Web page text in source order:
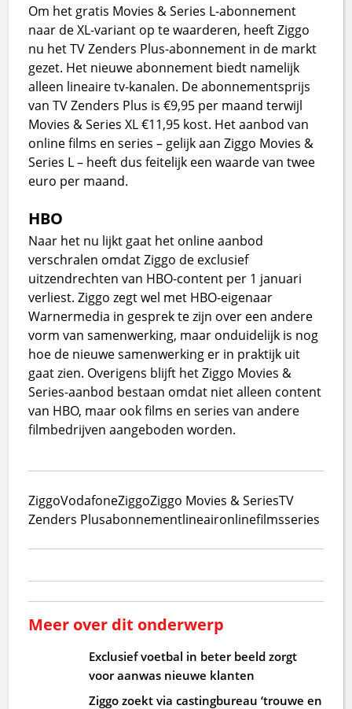
Om het gratis Movies & Series L-abonnement
naar de XL-variant op te waarderen, heeft Ziggo
nu het TV Zenders Plus-abonnement in de markt
gezet. Het nieuwe abonnement biedt namelijk
alleen lineaire tv-kanalen. De abonnementsprijs
van TV Zenders Plus is €9,95 per maand terwijl
Movies & Series XL €11,95 kost. Het aanbod van
online films en series – gelijk aan Ziggo Movies &
Series L – heeft dus feitelijk een waarde van twee
euro per maand.
HBO
Naar het nu lijkt gaat het online aanbod
verschralen omdat Ziggo de exclusief
uitzendrechten van HBO-content per 1 januari
verliest. Ziggo zegt wel met HBO-eigenaar
Warnermedia in gesprek te zijn over een andere
vorm van samenwerking, maar onduidelijk is nog
hoe de nieuwe samenwerking er in praktijk uit
gaat zien. Overigens blijft het Ziggo Movies &
Series-aanbod bestaan omdat niet alleen content
van HBO, maar ook films en series van andere
filmbedrijven aangeboden worden.
ZiggoVodafoneZiggoZiggo Movies & SeriesTV
Zenders Plusabonnementlineaironlinefilmsseries
Meer over dit onderwerp
Exclusief voetbal in beter beeld zorgt
voor aanwas nieuwe klanten
Ziggo zoekt via castingbureau ‘trouwe en